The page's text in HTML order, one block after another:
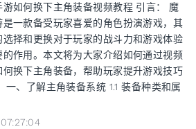
游如何换下主角装备视频教程 引言： 魔
是一款备受玩家喜爱的角色扮演游戏，其
选择和更换对于玩家的战斗力和游戏体验
的作用。本文将为大家介绍如何通过视频
何换下主角装备，帮助玩家提升游戏技巧
一、了解主角装备系统 1.1 装备种类和属